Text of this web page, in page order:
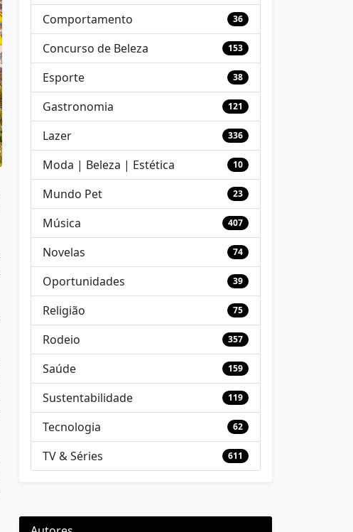
Comportamento 36
Concurso de Beleza 153
Esporte 38
Gastronomia 121
Lazer 336
Moda | Beleza | Estética 10
Mundo Pet 23
Música 407
Novelas 74
Oportunidades 39
Religião 75
Rodeio 357
Saúde 159
Sustentabilidade 119
Tecnologia 62
TV & Séries 611